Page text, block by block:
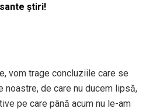
știri!
vom trage concluziile care se
noastre, de care nu ducem lipsă,
pe care până acum nu le-am